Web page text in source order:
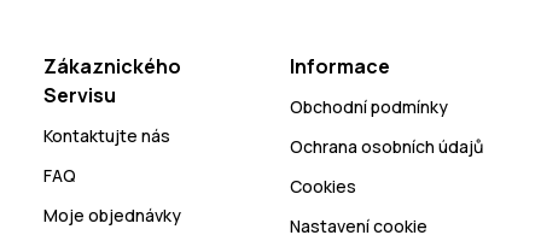
Zákaznického
Servisu
Kontaktujte nás
FAQ
Moje objednávky
Informace
Obchodní podmínky
Ochrana osobních údajů
Cookies
Nastavení cookie